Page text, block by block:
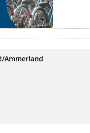
Ammerland